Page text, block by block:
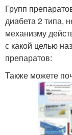
Групп
диабета 2 типа,
механизму
с какой целью
препаратов:
Также можете